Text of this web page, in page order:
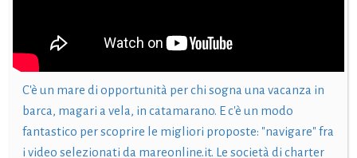
C'è un mare di opportunità per chi sogna una vacanza in
barca, magari a vela, in catamarano. E c'è un modo
fantastico per scoprire le migliori proposte: "navigare" fra
i video selezionati da mareonline.it. Le società di charter